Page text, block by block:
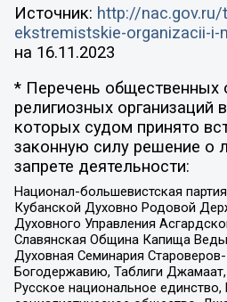
Источник: http://
ekstremistskie-organizacii-i-
на 16.11.2023
* Перечень общественных
религиозных организаций
которых судом принято
законную силу решение о
запрете деятельности:
Национал-большевистская
Кубанской Духовно Родовой
Духовного Управления
Славянская Община Капища
Духовная Семинария
Богодержавию, Таблиги
Русское национальное